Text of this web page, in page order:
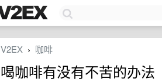
V2EX › 咖啡
喝咖啡有没有不苦的办法